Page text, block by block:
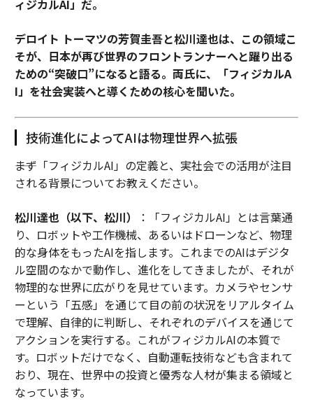
ィジカルAI」だ。
デロイト トーマツの芳賀圭吾と松川達也は、この領域こ
そが、日本が再び世界のフロントランナーへと躍り出る
ための“突破口”になると語る。両氏に、「フィジカルA
I」を社会実装へと導くための核心を聞いた。
技術進化によってAIは物理世界へ拡張
――まず「フィジカルAI」の定義と、実社会での活用が注目
される背景についてお教えください。
松川達也（以下、松川）
：「フィジカルAI」とは言葉通
り、ロボットや工作機械、あるいはドローンなど、物理
的な身体をもったAIを指します。これまでのAIはデジタ
ル空間のなかで動作し、進化をしてきましたが、それが
物理的な世界に広がりを見せています。カメラやセンサ
ーという「五感」を通じて目の前の状況をリアルタイム
で理解、自律的に判断し、それぞれのデバイスを通じて
アクションを実行する。これがフィジカルAIの本質で
す。ロボットだけでなく、自動運転技術なども含まれて
おり、現在、世界中の投資と優秀な人材が集まる領域と
なっています。